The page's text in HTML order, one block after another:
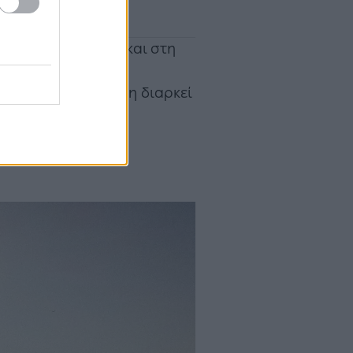
πτήσεις και στη
μετ’ επιστροφής
προς την πόλη διαρκεί